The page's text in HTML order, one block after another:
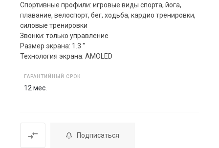
Спортивные профили: игровые виды спорта, йога,
плавание, велоспорт, бег, xодьба, кардио тренировки,
силовые тренировки
Звонки: только управление
Размер экрана: 1.3 "
Технология экрана: AMOLED
ГАРАНТИЙНЫЙ СРОК
12 мес.
Подписаться